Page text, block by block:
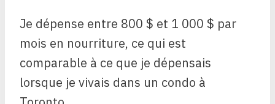
Je dépense entre 800 $ et 1 000 $ par
mois en nourriture, ce qui est
comparable à ce que je dépensais
lorsque je vivais dans un condo à